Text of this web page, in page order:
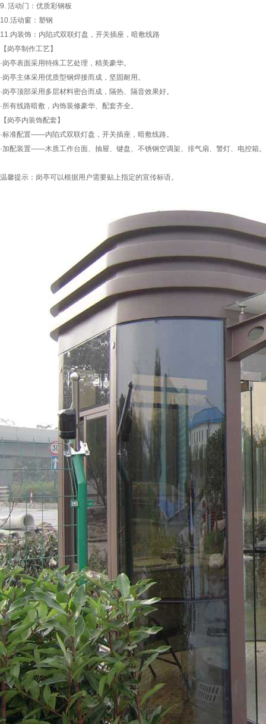
9. 活动门：优质彩钢板
10.活动窗：塑钢
11.内装饰：内陷式双联灯盘，开关插座，暗敷线路
【岗亭制作工艺】
·岗亭表面采用特殊工艺处理，精美豪华。
·岗亭主体采用优质型钢焊接而成，坚固耐用。
·岗亭顶部采用多层材料密合而成，隔热、隔音效果好。
·所有线路暗敷，内饰装修豪华、配套齐全。
【岗亭内装饰配套】
·标准配置——内陷式双联灯盘，开关插座，暗敷线路。
·加配装置——木质工作台面、抽屉、键盘、不锈钢空调架、排气扇、警灯、电控箱。
温馨提示：岗亭可以根据用户需要贴上指定的宣传标语。